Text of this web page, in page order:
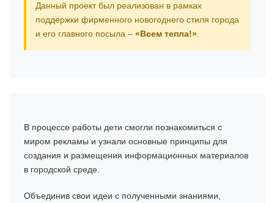
Данный проект был реализован в рамках
поддержки фирменного новогоднего стиля города
и его главного посыла – «Всем тепла!».
В процессе работы дети смогли познакомиться с
миром рекламы и узнали основные принципы для
создания и размещения информационных материалов
в городской среде.
Объединив свои идеи с полученными знаниями,